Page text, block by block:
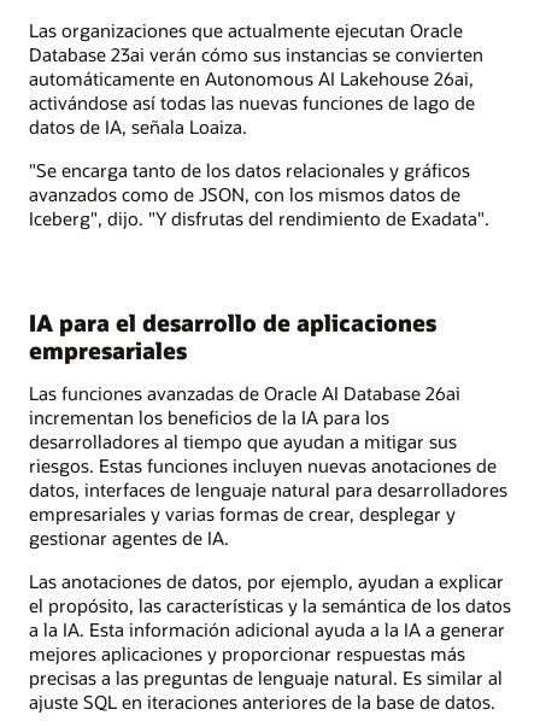
Las organizaciones que actualmente ejecutan Oracle
Database 23ai verán cómo sus instancias se convierten
automáticamente en Autonomous AI Lakehouse 26ai,
activándose así todas las nuevas funciones de lago de
datos de IA, señala Loaiza.
"Se encarga tanto de los datos relacionales y gráficos
avanzados como de JSON, con los mismos datos de
Iceberg", dijo. "Y disfrutas del rendimiento de Exadata".
IA para el desarrollo de aplicaciones
empresariales
Las funciones avanzadas de Oracle AI Database 26ai
incrementan los beneficios de la IA para los
desarrolladores al tiempo que ayudan a mitigar sus
riesgos. Estas funciones incluyen nuevas anotaciones de
datos, interfaces de lenguaje natural para desarrolladores
empresariales y varias formas de crear, desplegar y
gestionar agentes de IA.
Las anotaciones de datos, por ejemplo, ayudan a explicar
el propósito, las características y la semántica de los datos
a la IA. Esta información adicional ayuda a la IA a generar
mejores aplicaciones y proporcionar respuestas más
precisas a las preguntas de lenguaje natural. Es similar al
ajuste SQL en iteraciones anteriores de la base de datos.